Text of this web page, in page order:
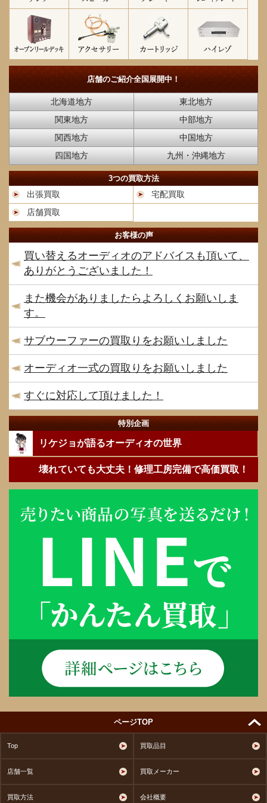
店舗のご紹介全国展開中！
北海道地方
東北地方
関東地方
中部地方
関西地方
中国地方
四国地方
九州・沖縄地方
3つの買取方法
出張買取
宅配買取
店舗買取
お客様の声
買い替えるオーディオのアドバイスも頂いて、
ありがとうございました！
また機会がありましたらよろしくお願いしま
す。
サブウーファーの買取りをお願いしました
オーディオ一式の買取りをお願いしました
すぐに対応して頂けました！
特別企画
リケジョが語るオーディオの世界
壊れていても大丈夫！修理工房完備で高価買取！
ページTOP
Top 買取品目
店舗一覧 買取メーカー
買取方法 会社概要